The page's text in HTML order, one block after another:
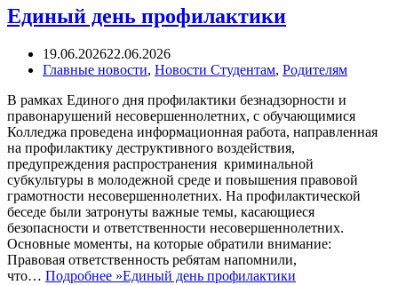
Единый день профилактики
19.06.202622.06.2026
Главные новости, Новости Студентам, Родителям
В рамках Единого дня профилактики безнадзорности и
правонарушений несовершеннолетних, с обучающимися
Колледжа проведена информационная работа, направленная
на профилактику деструктивного воздействия,
предупреждения распространения криминальной
субкультуры в молодежной среде и повышения правовой
грамотности несовершеннолетних. На профилактической
беседе были затронуты важные темы, касающиеся
безопасности и ответственности несовершеннолетних.
Основные моменты, на которые обратили внимание:
Правовая ответственность ребятам напомнили,
что… Подробнее »Единый день профилактики